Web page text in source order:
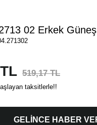
02 Erkek
519,17 TL
taksitlerle!!
GELİNCE HABER